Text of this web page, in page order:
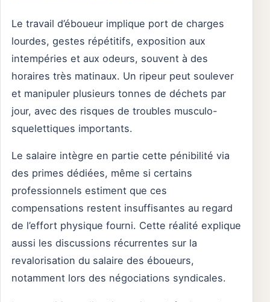
Le travail d’éboueur implique port de charges
lourdes, gestes répétitifs, exposition aux
intempéries et aux odeurs, souvent à des
horaires très matinaux. Un ripeur peut soulever
et manipuler plusieurs tonnes de déchets par
jour, avec des risques de troubles musculo-
squelettiques importants.
Le salaire intègre en partie cette pénibilité via
des primes dédiées, même si certains
professionnels estiment que ces
compensations restent insuffisantes au regard
de l’effort physique fourni. Cette réalité explique
aussi les discussions récurrentes sur la
revalorisation du salaire des éboueurs,
notamment lors des négociations syndicales.